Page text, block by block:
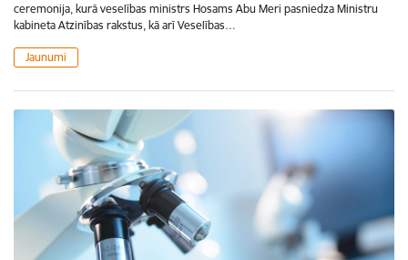
ceremonija, kurā veselības ministrs Hosams Abu Meri pasniedza Ministru
kabineta Atzinības rakstus, kā arī Veselības…
Jaunumi